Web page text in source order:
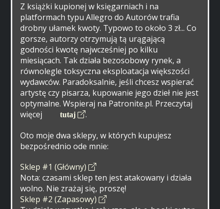
Z książki kupionej w księgarniach i na
platformach typu Allegro do Autorów trafia
drobny ułamek kwoty. Typowo to około 3 zł... Co
gorsze, autorzy otrzymują tą urągającą
godności kwotę najwcześniej po kilku
miesiącach. Tak działa bezosobowy rynek, a
równolegle toksyczna eksploatacja większości
wydawców. Paradoksalnie, jeśli chcesz wspierać
artystę czy pisarza, kupowanie jego dzieł nie jest
optymalne. Wspieraj na Patronite.pl. Przeczytaj
więcej
tutaj
.
Oto moje dwa sklepy, w których kupujesz
bezpośrednio ode mnie:
Sklep #1 (Główny)
Nota: czasami sklep ten jest atakowany i działa
wolno. Nie zrażaj się, proszę!
Sklep #2 (Zapasowy)